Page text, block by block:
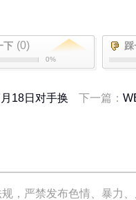
下 (0)
0%
下一篇：
18日对手换
，严禁发布色情、暴力